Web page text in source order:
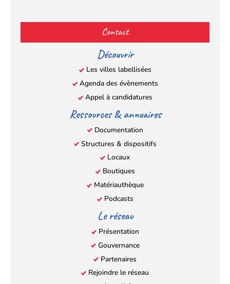
(s’ouvre
dans
un
nouvel
onglet)
(s’ouvre
dans
un
nouvel
onglet)
(s’ouvre
dans
un
nouvel
onglet)
(s’ouvre
un
nouvel
onglet)
Contact
Découvrir
Les villes labellisées
Agenda des évènements
Appel à candidatures
Ressources & annuaires
Documentation
Structures & dispositifs
Locaux
Boutiques
Matériauthèque
Podcasts
Le réseau
Présentation
Gouvernance
Partenaires
Rejoindre le réseau